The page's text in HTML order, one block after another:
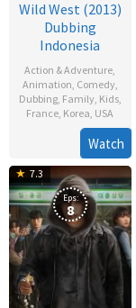
Wild West (2013)
Dubbing
Indonesia
Action & Adventure,
Animation, Comedy,
Dubbing, Family, Kids,
France, Korea, USA
Dec
2013
George
Evelyn
Watch
7.3
Eps:
8